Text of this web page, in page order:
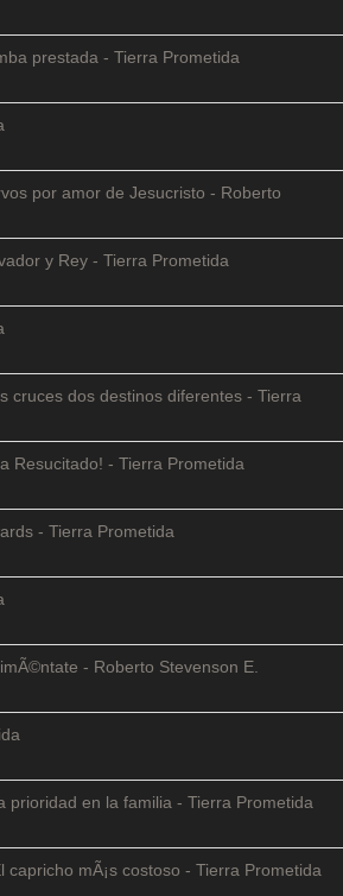
prestada - Tierra Prometida
por amor de Jesucristo - Roberto
y Rey - Tierra Prometida
cruces dos destinos diferentes - Tierra
Resucitado! - Tierra Prometida
- Tierra Prometida
- Roberto Stevenson E.
prioridad en la familia - Tierra Prometida
mÃ¡s costoso - Tierra Prometida